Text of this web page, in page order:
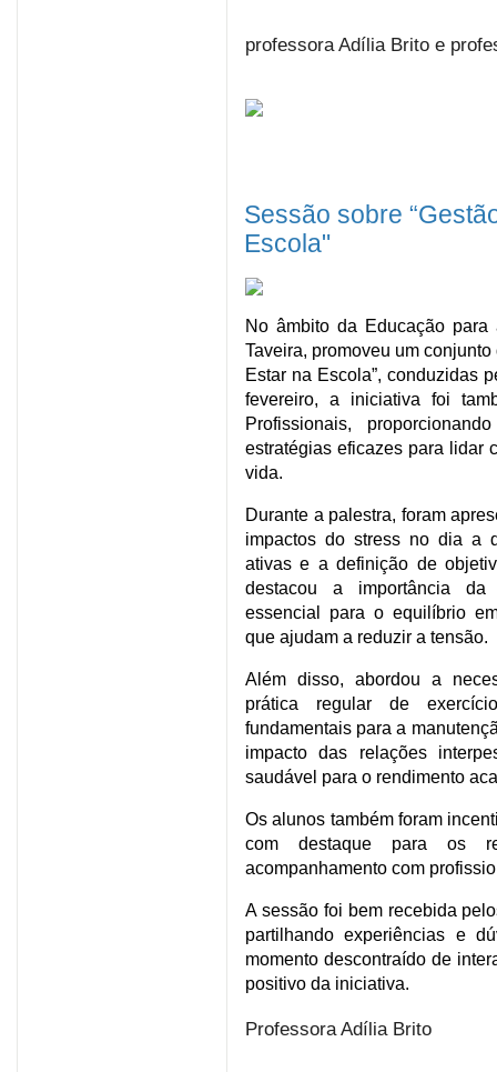
professora Adília Brito e
Sessão sobre
Escola"
No âmbito da Educação
Taveira, promoveu um
Estar na Escola”, conduzidas
fevereiro, a iniciativa foi
Profissionais,
estratégias eficazes para lidar
vida.
Durante a palestra, foram
impactos do stress no dia a
ativas e a definição de
destacou a importância da
essencial para o equilíbrio
que ajudam a reduzir a tensão.
Além disso, abordou a
prática regular de
fundamentais para a
impacto das relações
saudável para o rendimento
Os alunos também foram
com destaque para os
acompanhamento com
A sessão foi bem recebida
partilhando experiências e
momento descontraído de
positivo da iniciativa.
Professora Adília Brito